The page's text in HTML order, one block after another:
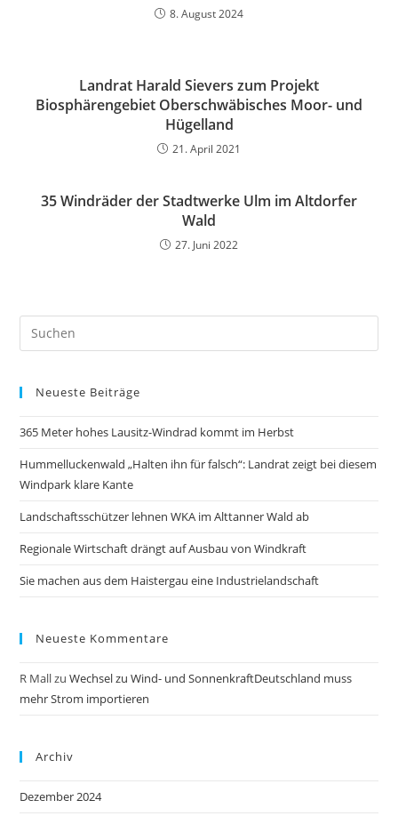
8. August 2024
Landrat Harald Sievers zum Projekt
Biosphärengebiet Oberschwäbisches Moor- und
Hügelland
21. April 2021
35 Windräder der Stadtwerke Ulm im Altdorfer
Wald
27. Juni 2022
Neueste Beiträge
365 Meter hohes Lausitz-Windrad kommt im Herbst
Hummelluckenwald „Halten ihn für falsch“: Landrat zeigt bei diesem
Windpark klare Kante
Landschaftsschützer lehnen WKA im Alttanner Wald ab
Regionale Wirtschaft drängt auf Ausbau von Windkraft
Sie machen aus dem Haistergau eine Industrielandschaft
Neueste Kommentare
R MallzuWechsel zu Wind- und SonnenkraftDeutschland muss
mehr Strom importieren
Archiv
Dezember 2024